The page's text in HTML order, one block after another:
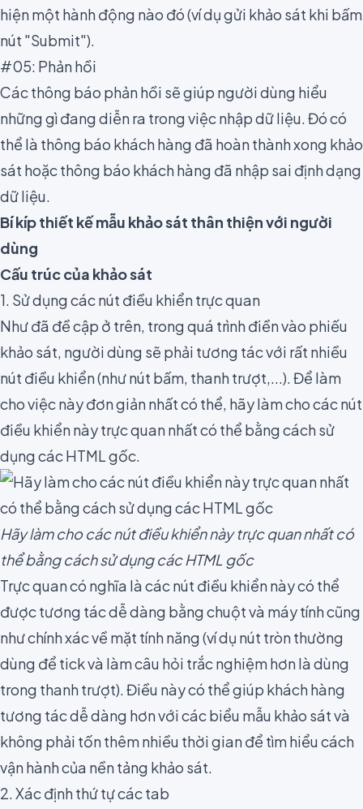
hiện một hành động nào đó (ví dụ gửi khảo sát khi bấm
nút "Submit").
#05: Phản hồi
Các thông báo phản hồi sẽ giúp người dùng hiểu
những gì đang diễn ra trong việc nhập dữ liệu. Đó có
thể là thông báo khách hàng đã hoàn thành xong khảo
sát hoặc thông báo khách hàng đã nhập sai định dạng
dữ liệu.
Bí kíp thiết kế mẫu khảo sát thân thiện với người
dùng
Cấu trúc của khảo sát
1. Sử dụng các nút điều khiển trực quan
Như đã đề cập ở trên, trong quá trình điền vào phiếu
khảo sát, người dùng sẽ phải tương tác với rất nhiều
nút điều khiển (như nút bấm, thanh trượt,...). Để làm
cho việc này đơn giản nhất có thể, hãy làm chocác nút
điều khiển này trực quan nhất có thể bằng cách sử
dụng các HTML gốc.
Hãy làm cho các nút điều khiển này trực quan nhất có
thể bằng cách sử dụng các HTML gốc
Trực quan có nghĩa là các nút điều khiển này có thể
được tương tác dễ dàng bằng chuột và máy tính cũng
như chính xác về mặt tính năng (ví dụ nút tròn thường
dùng để tick và làm câu hỏi trắc nghiệm hơn là dùng
trong thanh trượt). Điều này có thể giúp khách hàng
tương tác dễ dàng hơn với các biểu mẫu khảo sát và
không phải tốn thêm nhiều thời gian để tìm hiểu cách
vận hành của nền tảng khảo sát.
2. Xác định thứ tự các tab